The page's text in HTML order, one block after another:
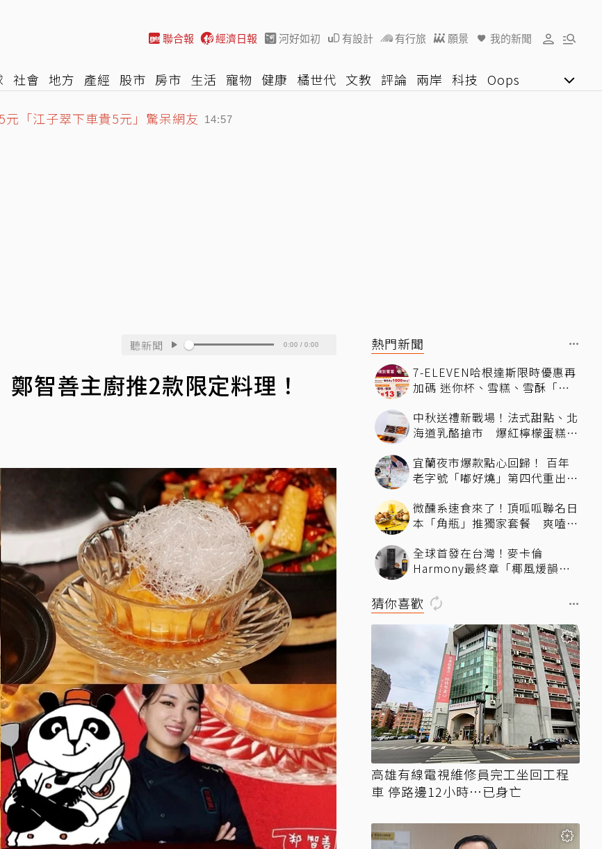
聯合報 經濟日報 河好如初 有設計 有行旅 願景 我的新聞
社會 地方 產經 股市 房市 生活 寵物 健康 橘世代 文教 評論 兩岸 科技 Oops
「江子翠下車貴5元」驚呆網友
像女人」判賠2萬 14:49
聽新聞 0:00 / 0:00
智善主廚推2款限定料理！
熱門新聞
7-ELEVEN哈根達斯限時優惠再
加碼 迷你杯、雪糕、雪酥「買
中秋送禮新戰場！法式甜點、北
海道乳酪搶市 爆紅檸檬蛋糕熱
宜蘭夜市爆款點心回歸！ 百年
老字號「嘟好燒」第四代重出江
微醺系速食來了！頂呱呱聯名日
本「角瓶」推獨家套餐 爽嗑
全球首發在台灣！麥卡倫
Harmony最終章「椰風煖韻」
猜你喜歡
高雄有線電視維修員完工坐回工程
車 停路邊12小時…已身亡